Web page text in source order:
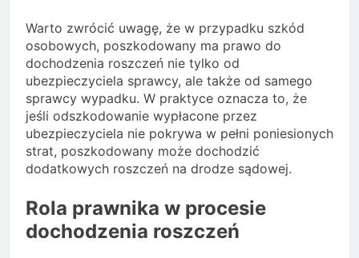
Warto zwrócić uwagę, że w przypadku szkód
osobowych, poszkodowany ma prawo do
dochodzenia roszczeń nie tylko od
ubezpieczyciela sprawcy, ale także od samego
sprawcy wypadku. W praktyce oznacza to, że
jeśli odszkodowanie wypłacone przez
ubezpieczyciela nie pokrywa w pełni poniesionych
strat, poszkodowany może dochodzić
dodatkowych roszczeń na drodze sądowej.
Rola prawnika w procesie
dochodzenia roszczeń